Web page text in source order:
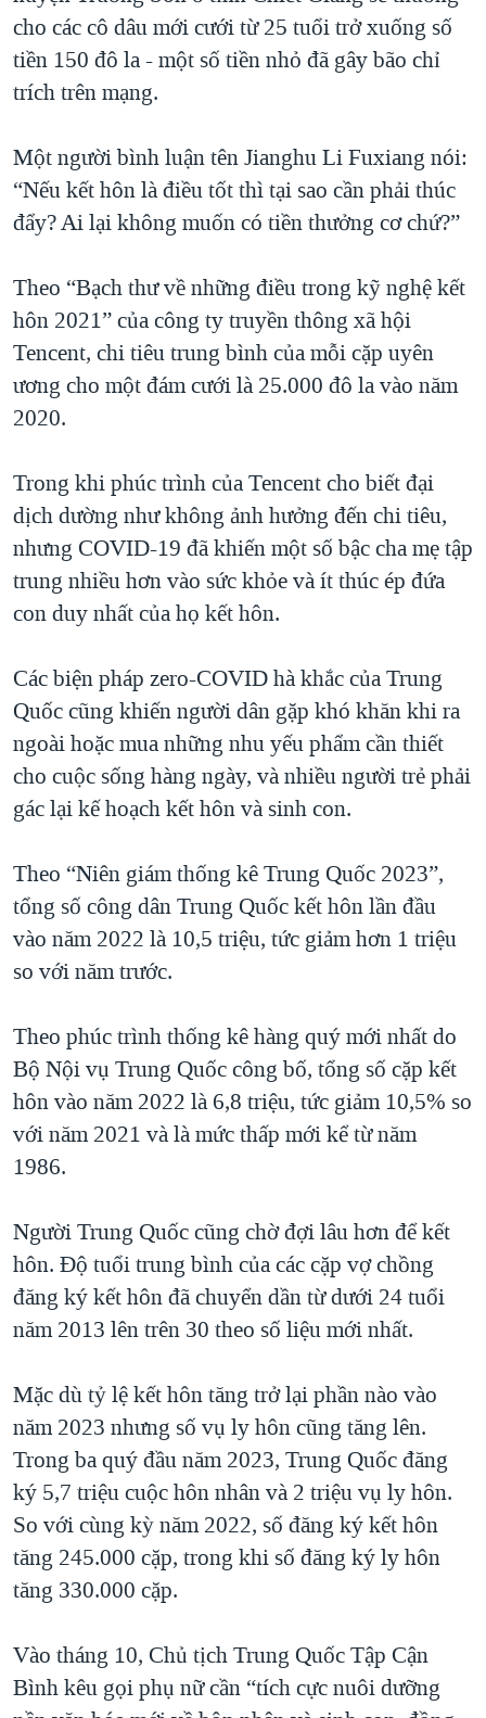
cho các cô dâu mới cưới từ 25 tuổi trở xuống số
tiền 150 đô la - một số tiền nhỏ đã gây bão chỉ
trích trên mạng.
Một người bình luận tên Jianghu Li Fuxiang nói:
“Nếu kết hôn là điều tốt thì tại sao cần phải thúc
đẩy? Ai lại không muốn có tiền thưởng cơ chứ?”
Theo “Bạch thư về những điều trong kỹ nghệ kết
hôn 2021” của công ty truyền thông xã hội
Tencent, chi tiêu trung bình của mỗi cặp uyên
ương cho một đám cưới là 25.000 đô la vào năm
2020.
Trong khi phúc trình của Tencent cho biết đại
dịch dường như không ảnh hưởng đến chi tiêu,
nhưng COVID-19 đã khiến một số bậc cha mẹ tập
trung nhiều hơn vào sức khỏe và ít thúc ép đứa
con duy nhất của họ kết hôn.
Các biện pháp zero-COVID hà khắc của Trung
Quốc cũng khiến người dân gặp khó khăn khi ra
ngoài hoặc mua những nhu yếu phẩm cần thiết
cho cuộc sống hàng ngày, và nhiều người trẻ phải
gác lại kế hoạch kết hôn và sinh con.
Theo “Niên giám thống kê Trung Quốc 2023”,
tổng số công dân Trung Quốc kết hôn lần đầu
vào năm 2022 là 10,5 triệu, tức giảm hơn 1 triệu
so với năm trước.
Theo phúc trình thống kê hàng quý mới nhất do
Bộ Nội vụ Trung Quốc công bố, tổng số cặp kết
hôn vào năm 2022 là 6,8 triệu, tức giảm 10,5% so
với năm 2021 và là mức thấp mới kể từ năm
1986.
Người Trung Quốc cũng chờ đợi lâu hơn để kết
hôn. Độ tuổi trung bình của các cặp vợ chồng
đăng ký kết hôn đã chuyển dần từ dưới 24 tuổi
năm 2013 lên trên 30 theo số liệu mới nhất.
​Mặc dù tỷ lệ kết hôn tăng trở lại phần nào vào
năm 2023 nhưng số vụ ly hôn cũng tăng lên.
Trong ba quý đầu năm 2023, Trung Quốc đăng
ký 5,7 triệu cuộc hôn nhân và 2 triệu vụ ly hôn.
So với cùng kỳ năm 2022, số đăng ký kết hôn
tăng 245.000 cặp, trong khi số đăng ký ly hôn
tăng 330.000 cặp.
Vào tháng 10, Chủ tịch Trung Quốc Tập Cận
Bình kêu gọi phụ nữ cần “tích cực nuôi dưỡng